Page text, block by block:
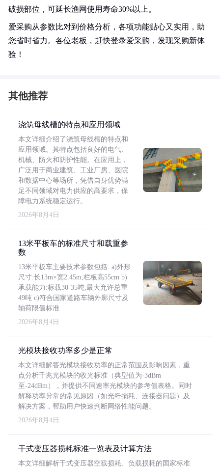
破损部位，可延长渔网使用寿命30%以上。
爱采购从参数比对到价格分析，各项功能贴心又实用，助
您省时省力。各位老板，赶快登录爱采购，发现采购新体
验！
其他推荐
浇筑母线槽的特点和应用领域
本文详细介绍了浇筑母线槽的特点和
应用领域。其特点包括良好的电气、
机械、防火和防护性能。在应用上，
广泛用于商业建筑、工业厂房、医院
和数据中心等场所，凭借自身优势满
足不同领域对电力供应的高要求，保
障电力系统稳定运行。
2026年8月4日
13米平板车的标准尺寸和载重参
数
13米平板车主要技术参数包括: a)外形
尺寸:长13m×宽2.45m,栏板高55cm b)
承载能力:标载30-35吨,最大允许总重
49吨 c)符合国家道路车辆外廓尺寸及
轴荷限值标准
2026年8月4日
光模块接收功率多少是正常
本文详细解答光模块接收功率的正常范围及影响因素，重
点分析千兆光模块的收光标准（典型值为-3dBm
至-24dBm），并提供不同速率光模块的参考值表格。同时
解释功率异常的常见原因（如光纤损耗、连接器问题）及
解决方案，帮助用户快速判断网络性能问题。
2026年8月4日
干式变压器损耗标准一览表及计算方法
本文详细解析干式变压器空载损耗、负载损耗的国家标准